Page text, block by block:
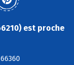
est proche